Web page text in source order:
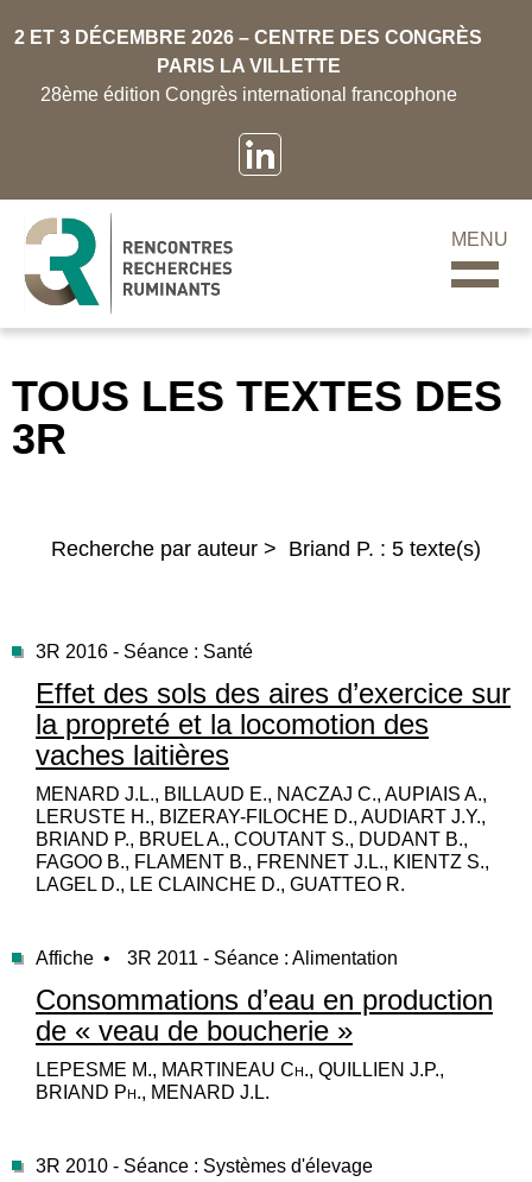
2 ET 3 DÉCEMBRE 2026 – CENTRE DES CONGRÈS
PARIS LA VILLETTE
28ème édition Congrès international francophone
MENU
TOUS LES TEXTES DES
3R
Recherche par auteur > Briand P. : 5 texte(s)
3R 2016 - Séance : Santé
Effet des sols des aires d’exercice sur
la propreté et la locomotion des
vaches laitières
MENARD J.L., BILLAUD E., NACZAJ C., AUPIAIS A.,
LERUSTE H., BIZERAY-FILOCHE D., AUDIART J.Y.,
BRIAND P., BRUEL A., COUTANT S., DUDANT B.,
FAGOO B., FLAMENT B., FRENNET J.L., KIENTZ S.,
LAGEL D., LE CLAINCHE D., GUATTEO R.
Affiche • 3R 2011 - Séance : Alimentation
Consommations d’eau en production
de « veau de boucherie »
LEPESME M., MARTINEAU Ch., QUILLIEN J.P.,
BRIAND Ph., MENARD J.L.
3R 2010 - Séance : Systèmes d'élevage